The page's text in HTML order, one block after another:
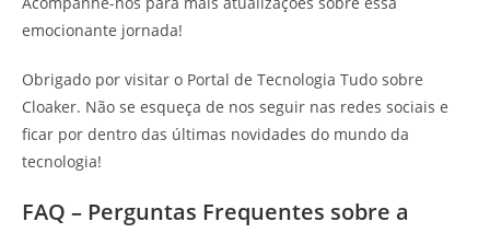
emocionante jornada!
Obrigado por visitar o Portal de Tecnologia Tudo sobre
Cloaker. Não se esqueça de nos seguir nas redes sociais e
ficar por dentro das últimas novidades do mundo da
tecnologia!
FAQ – Perguntas Frequentes sobre a